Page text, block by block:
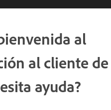
al
al cliente de
ayuda?